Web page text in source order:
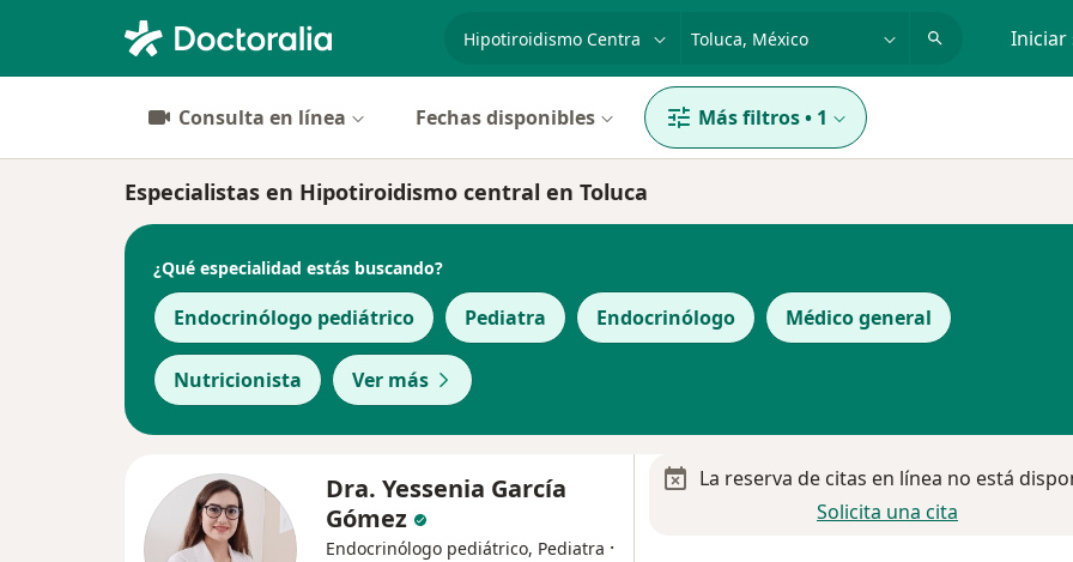
especialidad, enfermedad o nombre
p. ej. Guadalajara Iniciar
Consulta en línea Fechas disponibles Más filtros• 1
Especialistas en Hipotiroidismo central en Toluca
¿Qué especialidad estás buscando?
Endocrinólogo pediátrico Pediatra Endocrinólogo Médico general
Nutricionista Ver más
Dra. Yessenia García
Gómez
Endocrinólogo pediátrico, Pediatra ·
La reserva de citas en línea no está
Solicita una cita